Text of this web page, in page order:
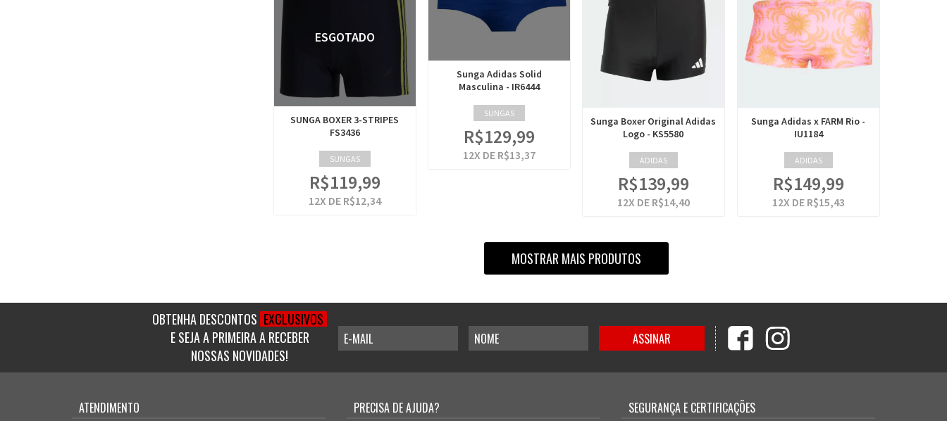
ESGOTADO
SUNGA BOXER 3-STRIPES
FS3436
SUNGAS
R$119,99
12X DE R$12,34
Sunga Adidas Solid
Masculina - IR6444
SUNGAS
R$129,99
12X DE R$13,37
Sunga Boxer Original Adidas
Logo - KS5580
ADIDAS
R$139,99
12X DE R$14,40
Sunga Adidas x FARM Rio -
IU1184
ADIDAS
R$149,99
12X DE R$15,43
MOSTRAR MAIS PRODUTOS
OBTENHA DESCONTOS EXCLUSIVOS
E SEJA A PRIMEIRA A RECEBER
NOSSAS NOVIDADES!
ATENDIMENTO PRECISA DE AJUDA? SEGURANÇA E CERTIFICAÇÕES